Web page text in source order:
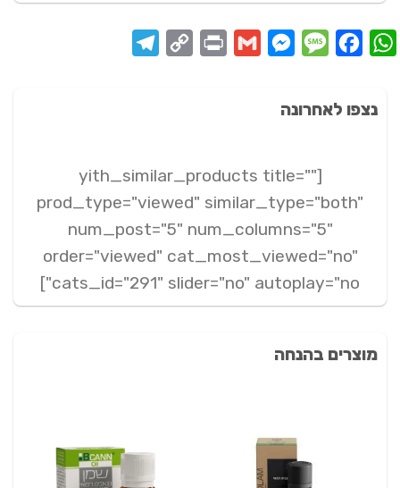
WhatsApp
Facebook
Message
Messenger
Gmail
Print
Copy
Telegram
נצפו לאחרונה
[yith_similar_products title=""
prod_type="viewed" similar_type="both"
num_post="5" num_columns="5"
order="viewed" cat_most_viewed="no"
cats_id="291" slider="no" autoplay="no"]
מוצרים בהנחה